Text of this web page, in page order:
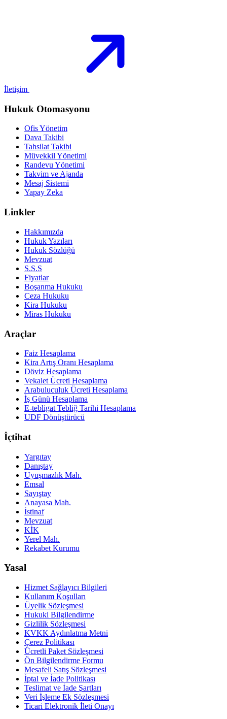
İletişim
Hukuk Otomasyonu
Ofis Yönetim
Dava Takibi
Tahsilat Takibi
Müvekkil Yönetimi
Randevu Yönetimi
Takvim ve Ajanda
Mesaj Sistemi
Yapay Zeka
Linkler
Hakkımızda
Hukuk Yazıları
Hukuk Sözlüğü
Mevzuat
S.S.S
Fiyatlar
Boşanma Hukuku
Ceza Hukuku
Kira Hukuku
Miras Hukuku
Araçlar
Faiz Hesaplama
Kira Artış Oranı Hesaplama
Döviz Hesaplama
Vekalet Ücreti Hesaplama
Arabuluculuk Ücreti Hesaplama
İş Günü Hesaplama
E-tebligat Tebliğ Tarihi Hesaplama
UDF Dönüştürücü
İçtihat
Yargıtay
Danıştay
Uyuşmazlık Mah.
Emsal
Sayıştay
Anayasa Mah.
İstinaf
Mevzuat
KİK
Yerel Mah.
Rekabet Kurumu
Yasal
Hizmet Sağlayıcı Bilgileri
Kullanım Koşulları
Üyelik Sözleşmesi
Hukuki Bilgilendirme
Gizlilik Sözleşmesi
KVKK Aydınlatma Metni
Çerez Politikası
Ücretli Paket Sözleşmesi
Ön Bilgilendirme Formu
Mesafeli Satış Sözleşmesi
İptal ve İade Politikası
Teslimat ve İade Şartları
Veri İşleme Ek Sözleşmesi
Ticari Elektronik İleti Onayı